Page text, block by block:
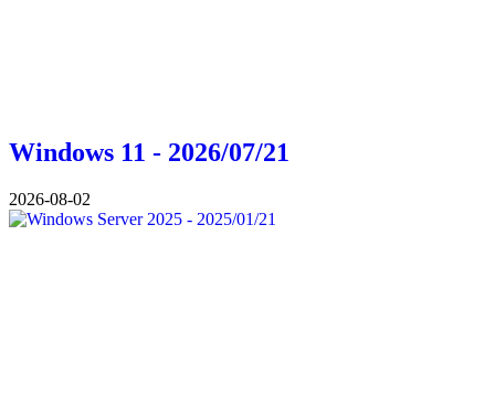
Windows 11 - 2026/07/21
2026-08-02